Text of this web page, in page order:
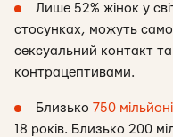
Лише 52% жінок у
стосунках, можуть
сексуальний контакт
контрацептивами.
Близько 750
18 років. Близько 200